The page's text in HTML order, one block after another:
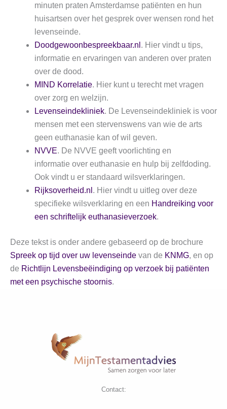
minuten praten Amsterdamse patiënten en hun
huisartsen over het gesprek over wensen rond het
levenseinde.
Doodgewoonbespreekbaar.nl . Hier vindt u tips,
informatie en ervaringen van anderen over praten
over de dood.
MIND Korrelatie. Hier kunt u terecht met vragen
over zorg en welzijn.
Levenseindekliniek. De Levenseindekliniek is voor
mensen met een stervenswens van wie de arts
geen euthanasie kan of wil geven.
NVVE. De NVVE geeft voorlichting en
informatie over euthanasie en hulp bij zelfdoding.
Ook vindt u er standaard wilsverklaringen.
Rijksoverheid.nl . Hier vindt u uitleg over deze
specifieke wilsverklaring en een Handreiking voor
een schriftelijk euthanasieverzoek.
Deze tekst is onder andere gebaseerd op de brochure
Spreek op tijd over uw levenseinde van de KNMG, en op
de Richtlijn Levensbeëindiging op verzoek bij patiënten
met een psychische stoornis.
Contact: